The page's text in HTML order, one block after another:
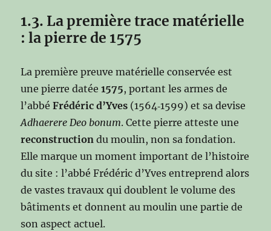
1.3. La première trace matérielle
: la pierre de 1575
La première preuve matérielle conservée est
une pierre datée1575, portant les armes de
l’abbéFrédéric d’Yves (1564‑1599) et sa devise
Adhaerere Deo bonum. Cette pierre atteste une
reconstruction du moulin, non sa fondation.
Elle marque un moment important de l’histoire
du site : l’abbé Frédéric d’Yves entreprend alors
de vastes travaux qui doublent le volume des
bâtiments et donnent au moulin une partie de
son aspect actuel.